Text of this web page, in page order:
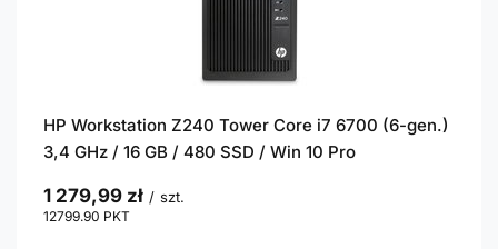
HP Workstation Z240 Tower Core i7 6700 (6-gen.)
3,4 GHz / 16 GB / 480 SSD / Win 10 Pro
1 279,99 zł / szt.
12799.90 PKT